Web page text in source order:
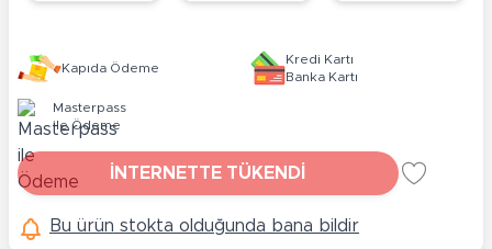
Kapıda Ödeme
Kredi Kartı
Banka Kartı
Masterpass
ile Ödeme
İNTERNETTE TÜKENDİ
Bu ürün stokta olduğunda bana bildir